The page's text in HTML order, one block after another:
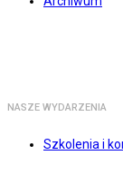
NASZE WYDARZENIA
Szkolenia i